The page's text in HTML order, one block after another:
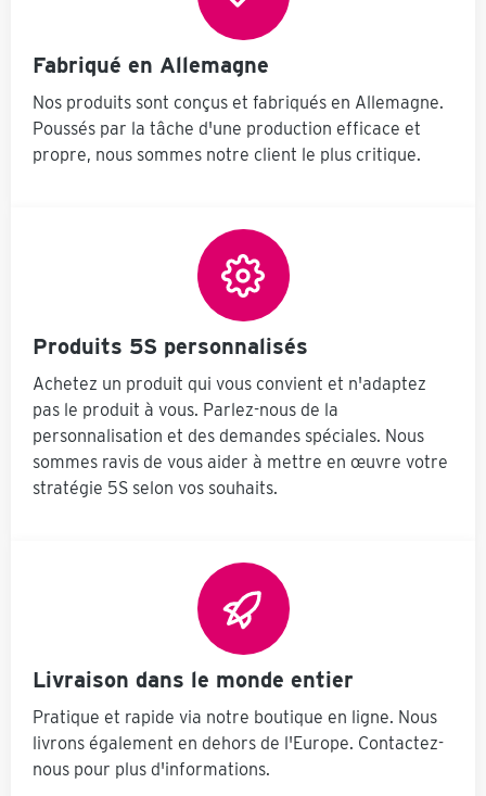
Avantages Un
distributeur de ruban
accessible de manière
ergonomique crée de
l'ordre et de la propreté
dans la station
d'emballage facilité
d'installation Utilisation
facultative avec ou sans
Distributeur de ruban
adhésif. Livraison
cependant toujours
sans rouleau de ruban
adhésif.
Fabriqué en Allemagne
Nos produits sont conçus et fabriqués en Allemagne.
Poussés par la tâche d'une production efficace et
propre, nous sommes notre client le plus critique.
Produits 5S personnalisés
Achetez un produit qui vous convient et n'adaptez
pas le produit à vous. Parlez-nous de la
personnalisation et des demandes spéciales. Nous
sommes ravis de vous aider à mettre en œuvre votre
stratégie 5S selon vos souhaits.
Livraison dans le monde entier
Pratique et rapide via notre boutique en ligne. Nous
livrons également en dehors de l'Europe. Contactez-
nous pour plus d'informations.